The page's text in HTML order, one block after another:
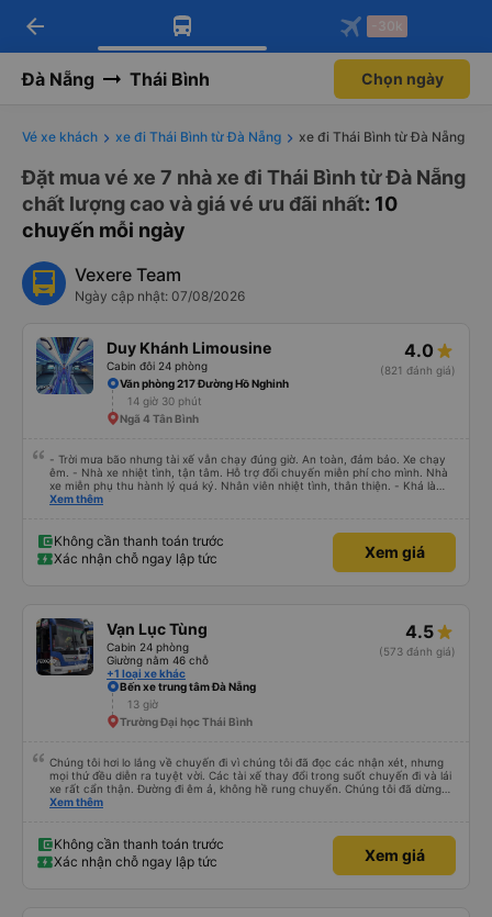
Tải app Vexere ngay!
Nhận ưu đãi thành viên độc
Mở app
Tải app Vexere
-30k/ghế khi đặt vé máy bay qua
Mở app
arrow_back -30k
Đà Nẵng Thái Bình Chọn ngày
Vé xe khách xe đi Thái Bình từ Đà Nẵng xe đi Thái Bình từ Đà Nẵng
Đặt mua vé xe 7 nhà xe đi Thái Bình từ Đà Nẵng
chất lượng cao và giá vé ưu đãi nhất: 10
chuyến mỗi ngày
Vexere Team
Ngày cập nhật: 07/08/2026
Duy Khánh Limousine
Cabin đôi 24 phòng
4.0
(821 đánh giá)
Văn phòng 217 Đường Hồ Nghinh
14 giờ 30 phút
Ngã 4 Tân Bình
- Trời mưa bão nhưng tài xế vẫn chạy đúng giờ. An toàn, đảm bảo. Xe chạy
êm. - Nhà xe nhiệt tình, tận tâm. Hỗ trợ đổi chuyến miễn phí cho mình. Nhà
xe miễn phụ thu hành lý quá ký. Nhân viên nhiệt tình, thân thiện. - Khá là
thích tài xế. Lái xe an toàn. Chu đáo, thân thiện, nhiệt tình. - Xe ngồi thoải
Xem thêm
Không cần thanh toán trước
Xác nhận chỗ ngay lập tức
Xem giá
Vạn Lục Tùng
Cabin 24 phòng
Giường nằm 46 chỗ
+1 loại xe khác
4.5
(573 đánh giá)
Bến xe trung tâm Đà Nẵng
13 giờ
Trường Đại học Thái Bình
Chúng tôi hơi lo lắng về chuyến đi vì chúng tôi đã đọc các nhận xét, nhưng
mọi thứ đều diễn ra tuyệt vời. Các tài xế thay đổi trong suốt chuyến đi và lái
xe rất cẩn thận. Đường đi êm ả, không hề rung chuyển. Chúng tôi đã dừng
đủ số lần để đi vệ sinh và dừng lại để ăn tối. Nhìn chung, ghế ngồi có thể hơi
Xem thêm
Không cần thanh toán trước
Xác nhận chỗ ngay lập tức
Xem giá